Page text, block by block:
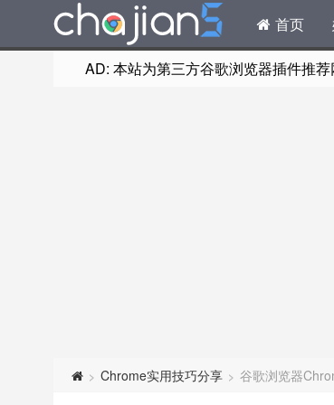
首页
AD: 本站为第三方谷歌浏览器插件推
> Chrome实用技巧分享 > 谷歌浏览器